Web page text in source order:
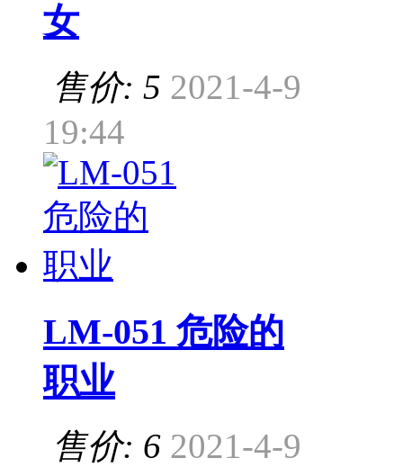
女
售价: 5 2021-4-9
19:44
LM-051 危险的
职业
售价: 6 2021-4-9